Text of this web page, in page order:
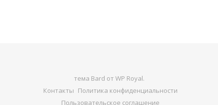
тема Bard от WP Royal.
Контакты Политика конфиденциальности
Пользовательское соглашение